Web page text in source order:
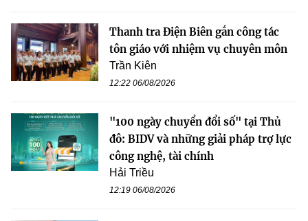
Thanh tra Điện Biên gắn công tác
tôn giáo với nhiệm vụ chuyên môn
Trần Kiên
12:22 06/08/2026
"100 ngày chuyển đổi số" tại Thủ
đô: BIDV và những giải pháp trợ lực
công nghệ, tài chính
Hải Triều
12:19 06/08/2026